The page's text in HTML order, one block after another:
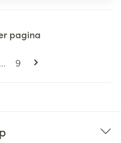
pagina
... Pagina
9
pagina